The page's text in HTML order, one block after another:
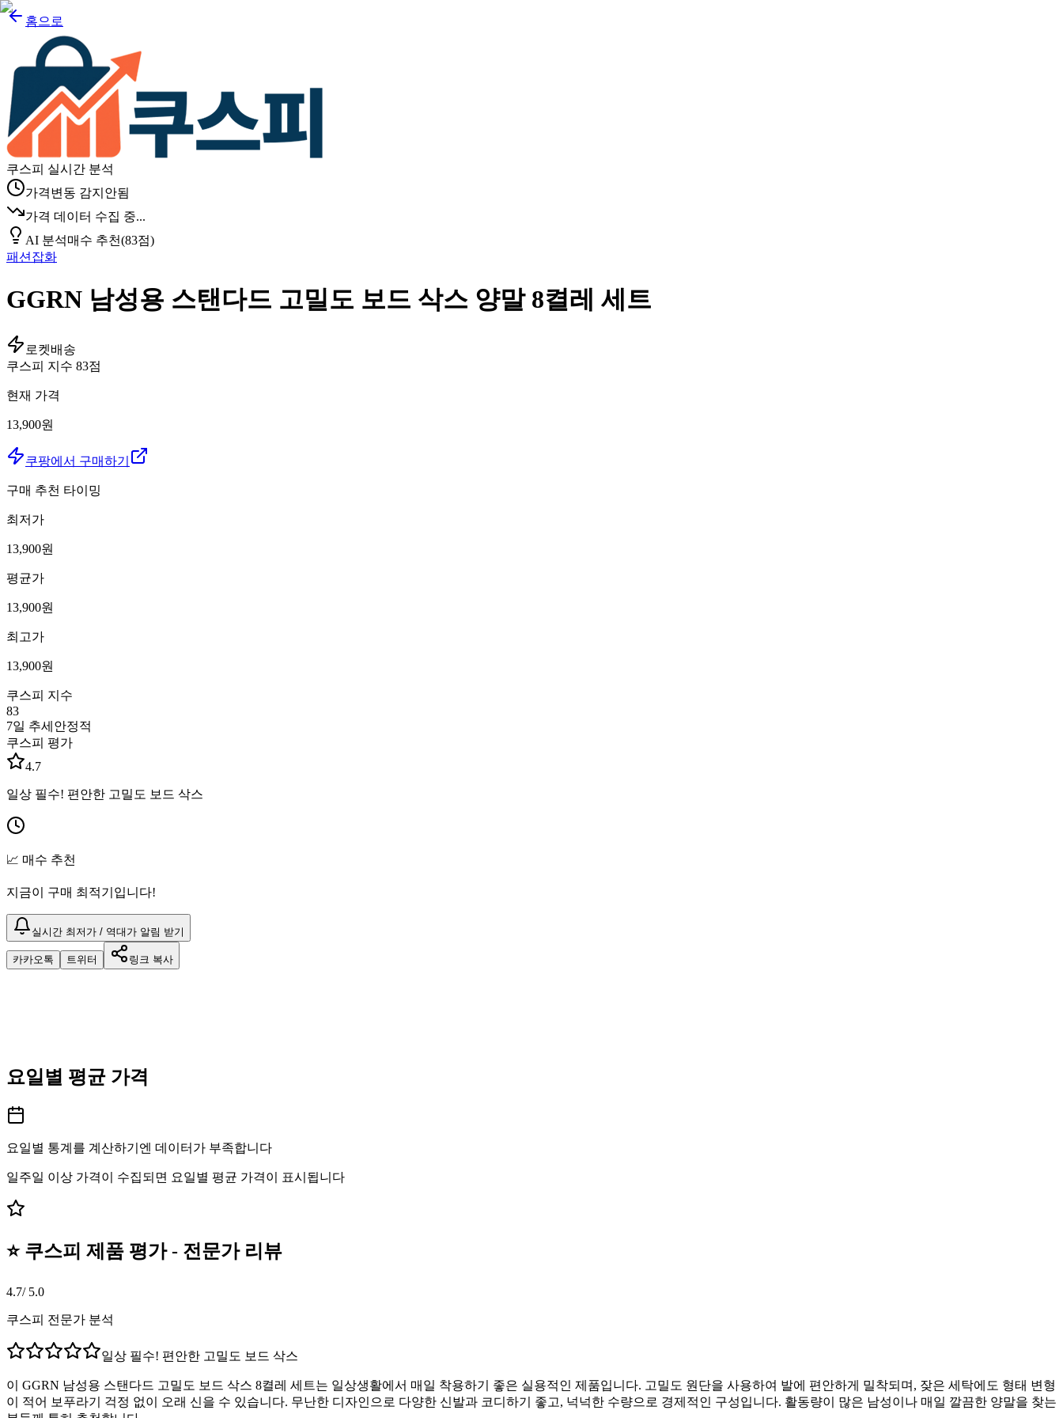
홈으로
쿠스피 실시간 분석
가격변동 감지안됨
가격 데이터 수집 중...
AI 분석매수 추천(83점)
패션잡화
GGRN 남성용 스탠다드 고밀도 보드 삭스 양말 8켤레 세트
로켓배송
쿠스피 지수 83점
현재 가격
13,900원
쿠팡에서 구매하기
구매 추천 타이밍
최저가
13,900원
평균가
13,900원
최고가
13,900원
쿠스피 지수
83
7일 추세 안정적
쿠스피 평가
4.7
일상 필수! 편안한 고밀도 보드 삭스
📈 매수 추천
지금이 구매 최적기입니다!
실시간 최저가 / 역대가 알림 받기
카카오톡 트위터 링크 복사
요일별 평균 가격
요일별 통계를 계산하기엔 데이터가 부족합니다
일주일 이상 가격이 수집되면 요일별 평균 가격이 표시됩니다
⭐ 쿠스피 제품 평가 - 전문가 리뷰
4.7/ 5.0
쿠스피 전문가 분석
일상 필수! 편안한 고밀도 보드 삭스
이 GGRN 남성용 스탠다드 고밀도 보드 삭스 8켤레 세트는 일상생활에서 매일 착용하기 좋은 실용적인 제품입니다. 고밀도 원단을 사용하여 발에 편안하게 밀착되며, 잦은 세탁에도 형태 변형
이 적어 보푸라기 걱정 없이 오래 신을 수 있습니다. 무난한 디자인으로 다양한 신발과 코디하기 좋고, 넉넉한 수량으로 경제적인 구성입니다. 활동량이 많은 남성이나 매일 깔끔한 양말을 찾는